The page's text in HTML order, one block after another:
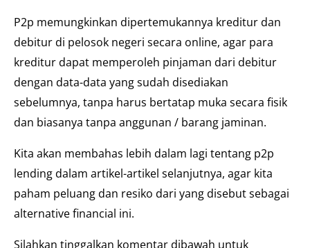
P2p memungkinkan dipertemukannya kreditur dan
debitur di pelosok negeri secara online, agar para
kreditur dapat memperoleh pinjaman dari debitur
dengan data-data yang sudah disediakan
sebelumnya, tanpa harus bertatap muka secara fisik
dan biasanya tanpa anggunan / barang jaminan.
Kita akan membahas lebih dalam lagi tentang p2p
lending dalam artikel-artikel selanjutnya, agar kita
paham peluang dan resiko dari yang disebut sebagai
alternative financial ini.
Silahkan tinggalkan komentar dibawah untuk